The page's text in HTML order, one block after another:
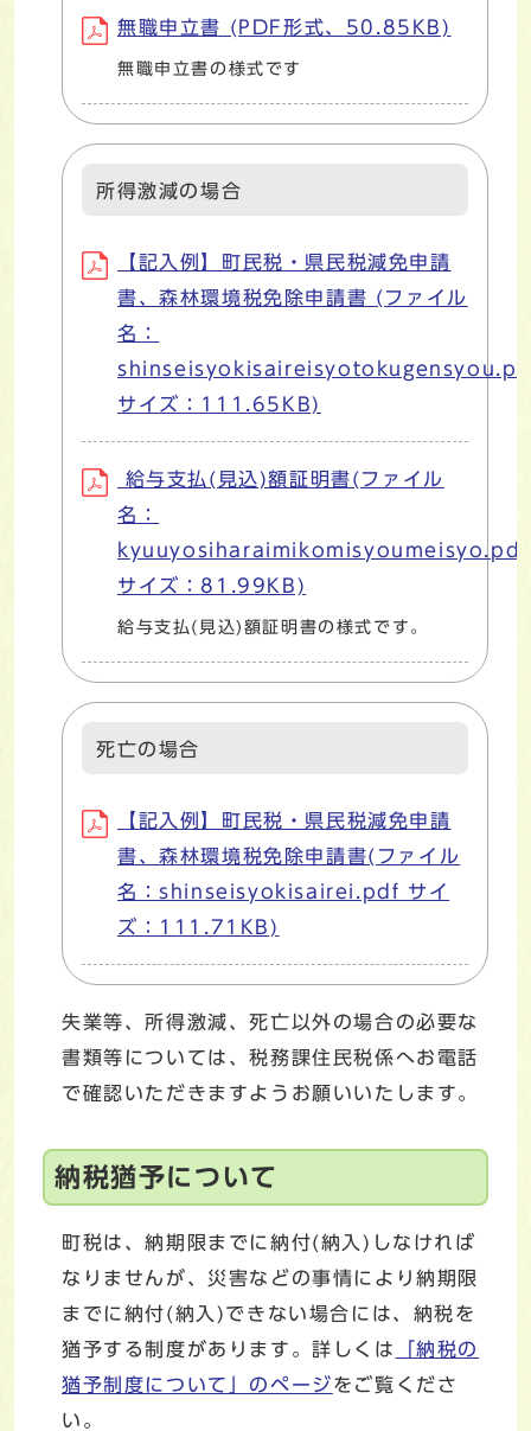
無職申立書 (PDF形式、50.85KB)
無職申立書の様式です
所得激減の場合
【記入例】町民税・県民税減免申請
書、森林環境税免除申請書 (ファイル
名：
サイズ：111.65KB)
給与支払(見込)額証明書(ファイル
名：
kyuuyosiharaimikomisyoumeisyo.pdf
サイズ：81.99KB)
給与支払(見込)額証明書の様式です。
死亡の場合
【記入例】町民税・県民税減免申請
書、森林環境税免除申請書(ファイル
名：shinseisyokisairei.pdf サイ
ズ：111.71KB)
失業等、所得激減、死亡以外の場合の必要な
書類等については、税務課住民税係へお電話
で確認いただきますようお願いいたします。
納税猶予について
町税は、納期限までに納付(納入)しなければ
なりませんが、災害などの事情により納期限
までに納付(納入)できない場合には、納税を
猶予する制度があります。詳しくは
「納税の
猶予制度について」のページをご覧くださ
い。